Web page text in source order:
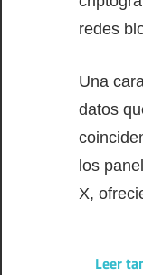
redes
Una
datos
los
X,
Leer